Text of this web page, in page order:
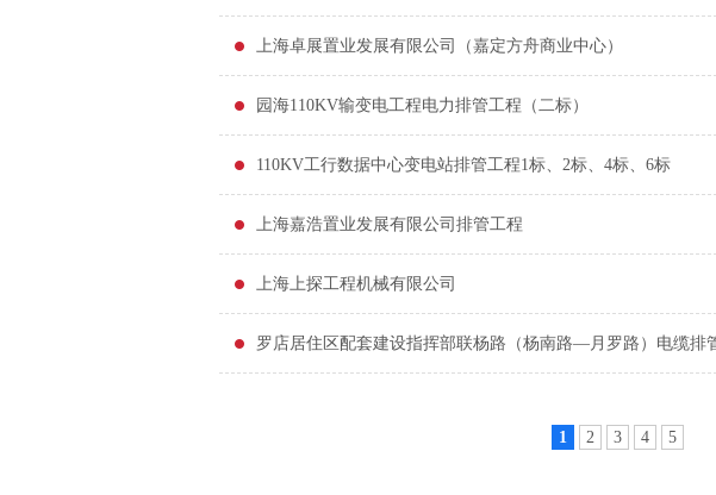
上海卓展置业发展有限公司（嘉定方舟商业中心）
园海110KV输变电工程电力排管工程（二标）
110KV工行数据中心变电站排管工程1标、2标、4标、6标
上海嘉浩置业发展有限公司排管工程
上海上探工程机械有限公司
罗店居住区配套建设指挥部联杨路（杨南路—月罗路）电缆排
1 2 3 4 5